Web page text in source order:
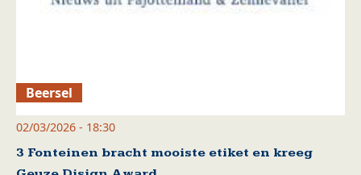
Beersel
02/03/2026 - 18:30
3 Fonteinen bracht mooiste etiket en kreeg